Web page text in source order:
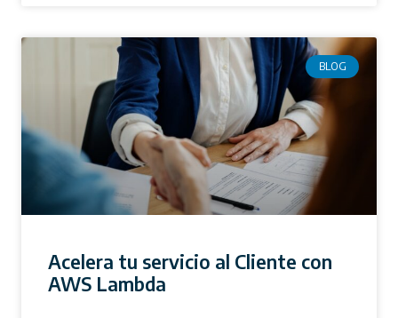
BLOG
Acelera tu servicio al Cliente con
AWS Lambda